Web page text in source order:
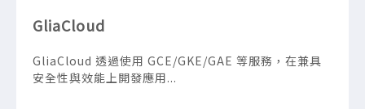
GliaCloud
GliaCloud 透過使用 GCE/GKE/GAE 等服務，在兼具
安全性與效能上開發應用...